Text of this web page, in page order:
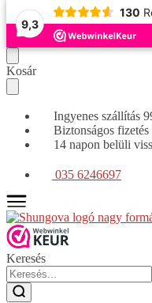
9,3
130
Tovább
a
navigációhoz
Ugrás
a
tartalomra
Kosár
Ingyenes szállítás
Biztonságos
14 napon belüli
035 6246697
Keresés